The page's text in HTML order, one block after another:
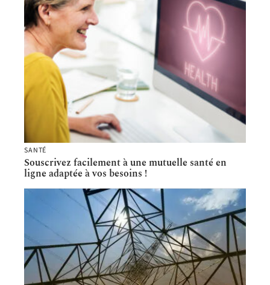
SANTÉ
Souscrivez facilement à une mutuelle santé en
ligne adaptée à vos besoins !